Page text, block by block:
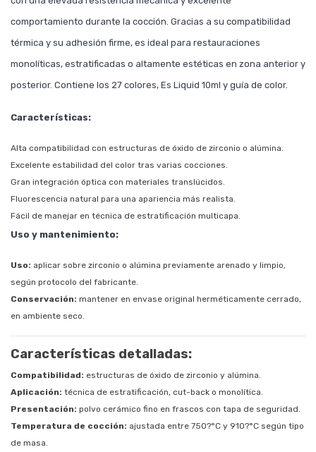
comportamiento durante la cocción. Gracias a su compatibilidad
térmica y su adhesión firme, es ideal para restauraciones
monolíticas, estratificadas o altamente estéticas en zona anterior y
posterior. Contiene los 27 colores, Es Liquid 10ml y guía de color.
Características:
Alta compatibilidad con estructuras de óxido de zirconio o alúmina.
Excelente estabilidad del color tras varias cocciones.
Gran integración óptica con materiales translúcidos.
Fluorescencia natural para una apariencia más realista.
Fácil de manejar en técnica de estratificación multicapa.
Uso y mantenimiento:
Uso: aplicar sobre zirconio o alúmina previamente arenado y limpio,
según protocolo del fabricante.
Conservación: mantener en envase original herméticamente cerrado,
en ambiente seco.
Características detalladas:
Compatibilidad: estructuras de óxido de zirconio y alúmina.
Aplicación: técnica de estratificación, cut-back o monolítica.
Presentación: polvo cerámico fino en frascos con tapa de seguridad.
Temperatura de cocción: ajustada entre 750?°C y 910?°C según tipo
de masa.